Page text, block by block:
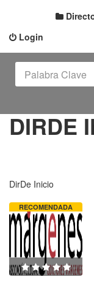
Login
DIRDE
DirDe Inicio
RECOMENDADA